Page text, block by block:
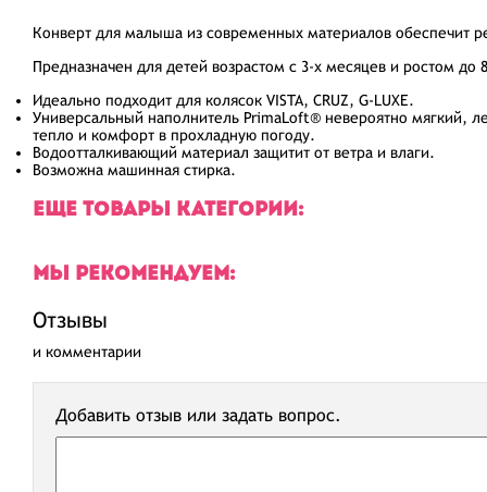
Конверт для малыша из современных материалов обеспечит
Предназначен для детей возрастом с 3-х месяцев и ростом до
Идеально подходит для колясок VISTA, CRUZ, G-LUXE.
Универсальный наполнитель PrimaLoft® невероятно мягкий,
тепло и комфорт в прохладную погоду.
Водоотталкивающий материал защитит от ветра и влаги.
Возможна машинная стирка.
ЕЩЕ ТОВАРЫ КАТЕГОРИИ:
МЫ РЕКОМЕНДУЕМ:
Отзывы
и комментарии
Добавить отзыв или задать вопрос.